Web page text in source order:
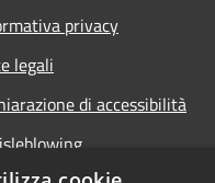
privacy
legali
di accessibilità